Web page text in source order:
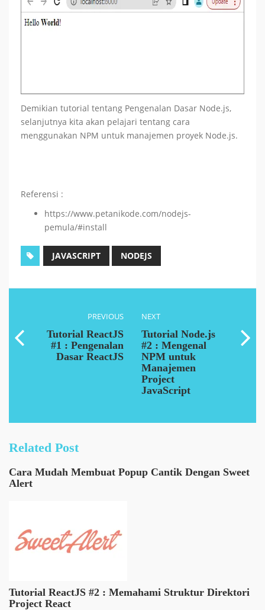
Demikian tutorial tentang Pengenalan Dasar Node.js,
selanjutnya kita akan pelajari tentang cara
menggunakan NPM untuk manajemen proyek Node.js.
Referensi :
https://www.petanikode.com/nodejs-
pemula/#install
JAVASCRIPT NODEJS
PREVIOUS
Tutorial ReactJS
#1 : Pengenalan
Dasar ReactJS
NEXT
Tutorial Node.js
#2 : Mengenal
NPM untuk
Manajemen
Project
JavaScript
Related Post
Cara Mudah Membuat Popup Cantik Dengan Sweet
Alert
Tutorial ReactJS #2 : Memahami Struktur Direktori
Project React